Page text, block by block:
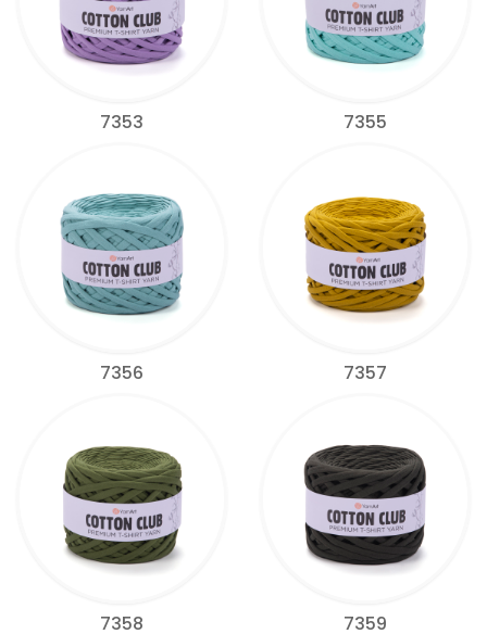
7353 7355
7356 7357
7358 7359